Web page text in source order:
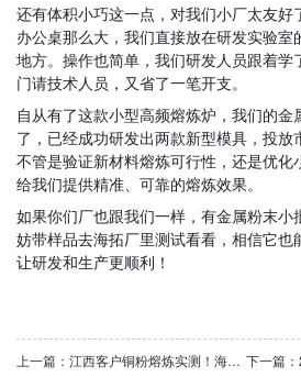
还有体积小巧这一点，对我们小厂太友好
办公桌那么大，我们直接放在研发实验
地方。操作也简单，我们研发人员跟着学
门请技术人员，又省了一笔开支。
自从有了这款小型高频熔炼炉，我们的金
了，已经成功研发出两款新型模具，投
不管是验证新材料熔炼可行性，还是优化
给我们提供精准、可靠的熔炼效果。
如果你们厂也跟我们一样，有金属粉末小
妨带样品去海拓厂里测试看看，相信它也
让研发和生产更顺利！
上一篇：江西客户铜粉熔炼实测！海拓小型高频熔炼炉高效熔解，为精密铜件生产提供数据支撑